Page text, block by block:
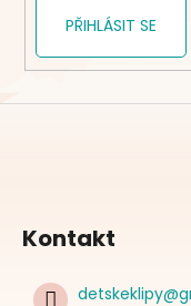
PŘIHLÁSIT SE
Kontakt
detskeklipy@